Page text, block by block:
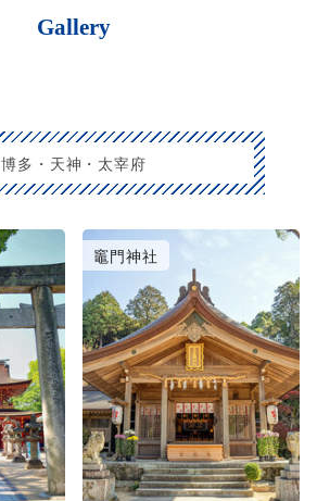
Gallery
博多・天神・太宰府
竈門神社